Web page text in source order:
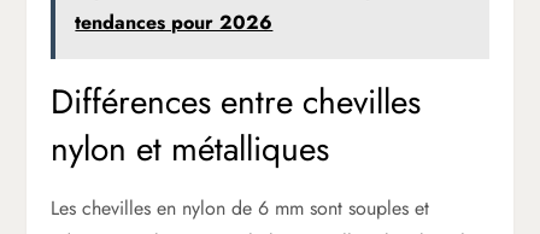
tendances pour 2026
Différences entre chevilles
nylon et métalliques
Les chevilles en nylon de 6 mm sont souples et